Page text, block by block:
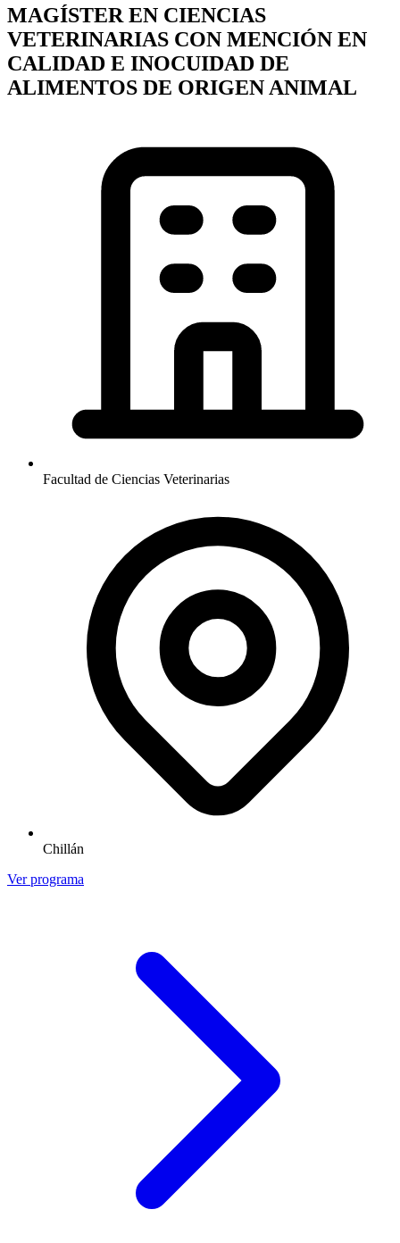
MAGÍSTER EN CIENCIAS
VETERINARIAS CON MENCIÓN EN
CALIDAD E INOCUIDAD DE
ALIMENTOS DE ORIGEN ANIMAL
Facultad de Ciencias Veterinarias
Chillán
Ver programa